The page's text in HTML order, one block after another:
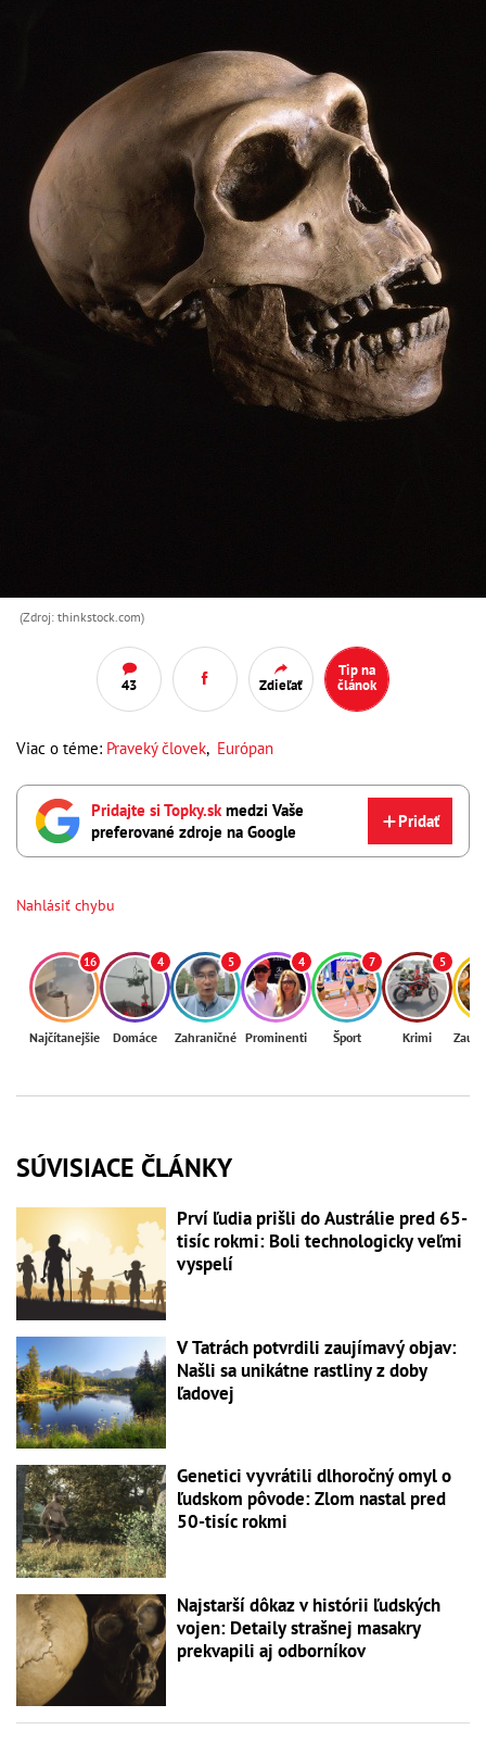
(Zdroj: thinkstock.com)
43 Zdieľať
Tip na
článok
Viac o téme: Praveký človek, Európan
Pridajte si Topky.skmedzi Vaše
preferované zdroje na Google
Pridať
Nahlásiť chybu
16
Najčítanejšie
4
Domáce
5
Zahraničné
4
Prominenti
7
Šport
5
Krimi
SÚVISIACE ČLÁNKY
Prví ľudia prišli do Austrálie pred 65-
tisíc rokmi: Boli technologicky veľmi
vyspelí
V Tatrách potvrdili zaujímavý objav:
Našli sa unikátne rastliny z doby
ľadovej
Genetici vyvrátili dlhoročný omyl o
ľudskom pôvode: Zlom nastal pred
50-tisíc rokmi
Najstarší dôkaz v histórii ľudských
vojen: Detaily strašnej masakry
prekvapili aj odborníkov